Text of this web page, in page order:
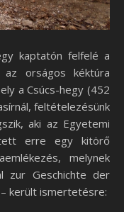
kaptatón felfelé a
orságos kéktúra
a Csúcs-hegy (452
feltételezésünk
aki az Egyetemi
erre egy kitörő
melynek
zur Geschichte der
került ismertetésre: